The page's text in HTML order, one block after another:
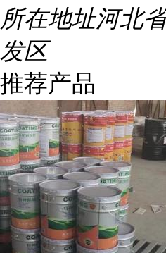
所在地址河北
发区
推荐产品